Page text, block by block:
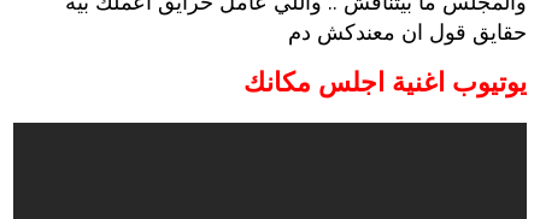
حقايق قول ان معندكش دم
يوتيوب اغنية اجلس مكانك